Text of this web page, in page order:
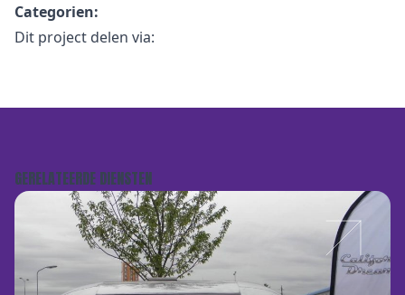
Categorien:
Dit project delen via:
GERELATEERDE DIENSTEN